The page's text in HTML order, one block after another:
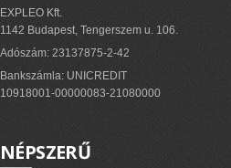
EXPLEO Kft.
1142 Budapest, Tengerszem u. 106.
Adószám: 23137875-2-42
Bankszámla: UNICREDIT
10918001-00000083-21080000
NÉPSZERŰ